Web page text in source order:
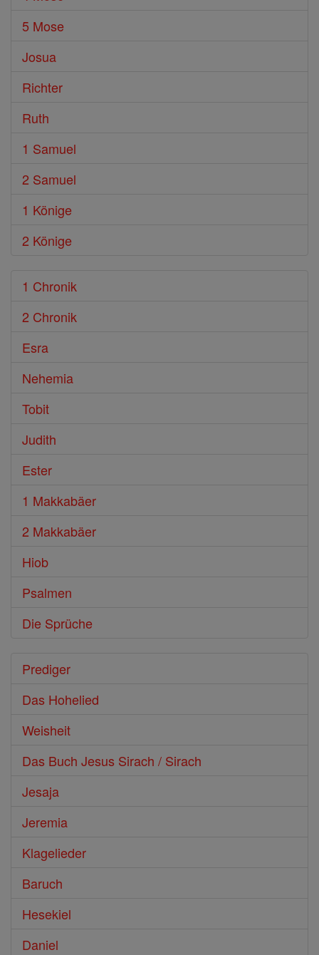
5 Mose
Josua
Richter
Ruth
1 Samuel
2 Samuel
1 Könige
2 Könige
1 Chronik
2 Chronik
Esra
Nehemia
Tobit
Judith
Ester
1 Makkabäer
2 Makkabäer
Hiob
Psalmen
Die Sprüche
Prediger
Das Hohelied
Weisheit
Das Buch Jesus Sirach / Sirach
Jesaja
Jeremia
Klagelieder
Baruch
Hesekiel
Daniel